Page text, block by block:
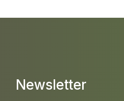
Newsletter